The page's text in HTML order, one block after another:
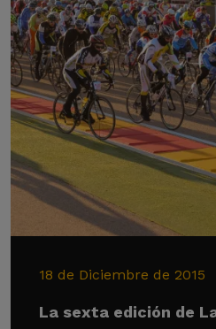
18 de Diciembre de 2015
La sexta edición de